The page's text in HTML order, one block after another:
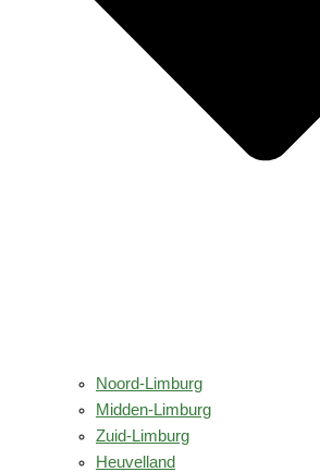
Noord-Limburg
Midden-Limburg
Zuid-Limburg
Heuvelland